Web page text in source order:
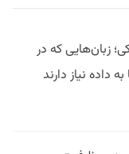
زبان‌هایی که در
نیاز دارند